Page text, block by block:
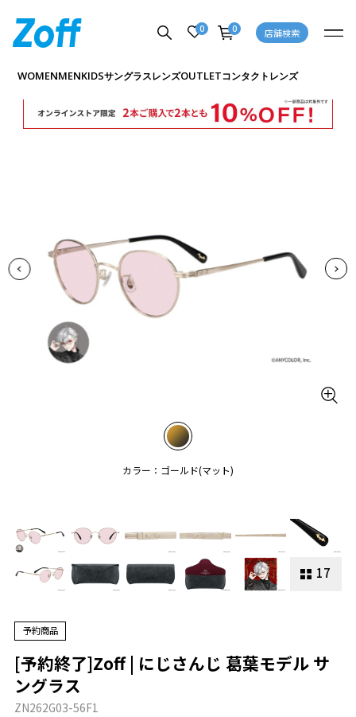
0 0 店舗検索
WOMENMENKIDSサングラスレンズOUTLETコンタクトレンズ
カラー：ゴールド(マット)
17
商品詳細ページへ
予約商品
[予約終了]Zoff | にじさんじ 葛葉モデル サ
ングラス
ZN262G03-56F1